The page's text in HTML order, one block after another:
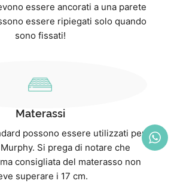
essere ancorati a una parete
essere ripiegati solo quando
sono fissati!
Materassi
possono essere utilizzati per
Si prega di notare che
consigliata del materasso non
superare i 17 cm.